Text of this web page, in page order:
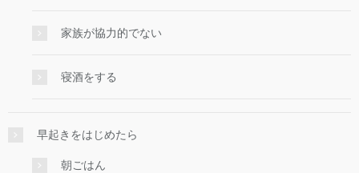
家族が協力的でない
寝酒をする
早起きをはじめたら
朝ごはん